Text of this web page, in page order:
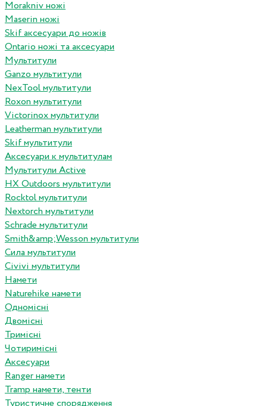
Morakniv ножі
Maserin ножі
Skif аксесуари до ножів
Ontario ножі та аксесуари
Мультитули
Ganzo мультитули
NexTool мультитули
Roxon мультитули
Victorinox мультитули
Leatherman мультитули
Skif мультитули
Аксесуари к мультитулам
Мультитули Active
HX Outdoors мультитули
Rocktol мультитули
Nextorch мультитули
Schrade мультитули
Smith&amp;Wesson мультитули
Сила мультитули
Civivi мультитули
Намети
Naturehike намети
Одномісні
Двомісні
Тримісні
Чотиримісні
Аксесуари
Ranger намети
Tramp намети, тенти